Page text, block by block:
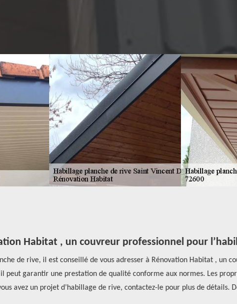
Habitat , un couvreur professionnel pour
de rive, il est conseillé de vous adresser à Rénovation Habitat , un
garantir une prestation de qualité conforme aux normes. Les
avez un projet d’habillage de rive, contactez-le pour plus de détails.